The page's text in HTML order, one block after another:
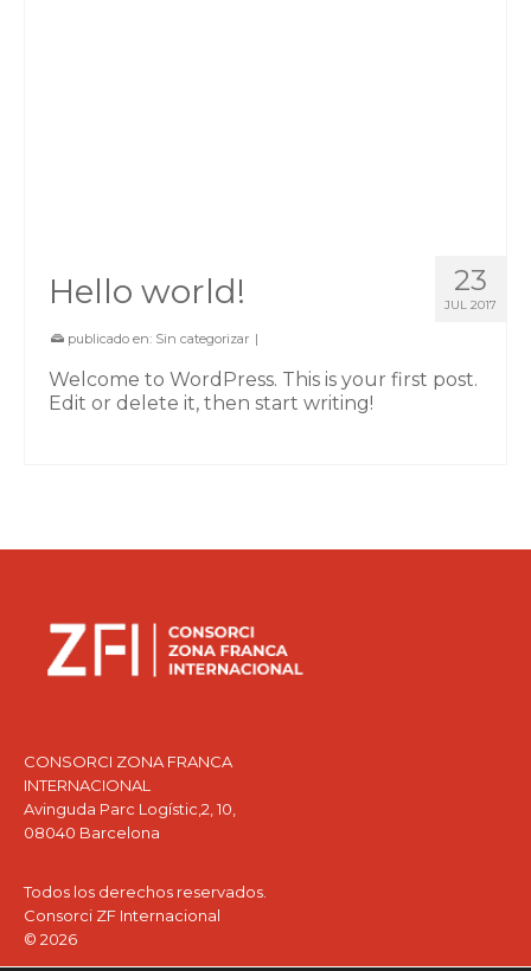
23
JUL 2017
Hello world!
publicado en: Sin categorizar |
Welcome to WordPress. This is your first post.
Edit or delete it, then start writing!
CONSORCI ZONA FRANCA
INTERNACIONAL
Avinguda Parc Logístic,2, 10,
08040 Barcelona
Todos los derechos reservados.
Consorci ZF Internacional
© 2026